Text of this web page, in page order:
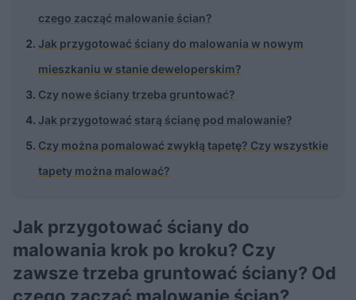
czego zacząć malowanie ścian?
Jak przygotować ściany do malowania w nowym
mieszkaniu w stanie deweloperskim?
Czy nowe ściany trzeba gruntować?
Jak przygotować starą ścianę pod malowanie?
Czy można pomalować zwykłą tapetę? Czy wszystkie
tapety można malować?
Jak przygotować ściany do
malowania krok po kroku? Czy
zawsze trzeba gruntować ściany? Od
czego zacząć malowanie ścian?